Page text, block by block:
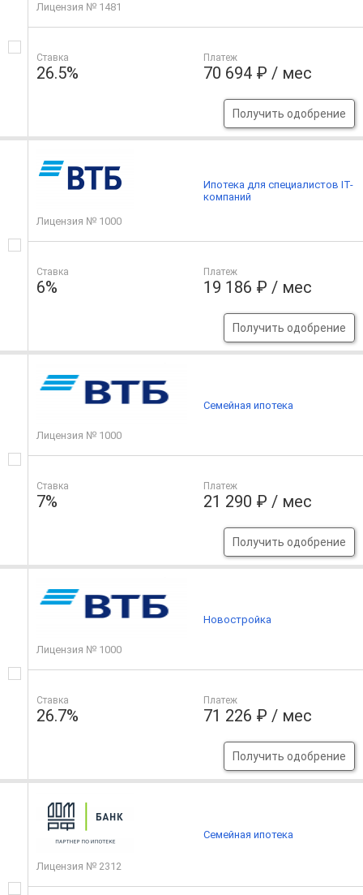
Лицензия № 1481
Ставка
26.5%
Платеж
70 694 ₽ / мес
Получить одобрение
Лицензия № 1000
Ставка
6%
Платеж
19 186 ₽ / мес
Получить одобрение
Ипотека для специалистов IT-
компаний
Лицензия № 1000
Ставка
7%
Платеж
21 290 ₽ / мес
Получить одобрение
Семейная ипотека
Лицензия № 1000
Ставка
26.7%
Платеж
71 226 ₽ / мес
Получить одобрение
Новостройка
Лицензия № 2312
Семейная ипотека